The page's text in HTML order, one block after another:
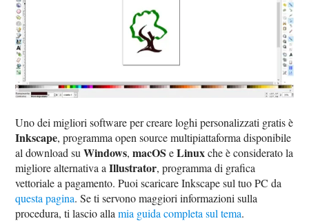
Uno dei migliori software per creare loghi personalizzati gratis è
Inkscape, programma open source multipiattaforma disponibile
al download suWindows,macOS eLinuxche è considerato la
migliore alternativa aIllustrator, programma di grafica
vettoriale a pagamento. Puoi scaricare Inkscape sul tuo PC da
questa pagina. Se ti servono maggiori informazioni sulla
procedura, ti lascio allamia guida completa sul tema.